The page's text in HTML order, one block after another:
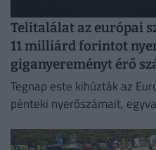
Telitalálat az európai
11 milliárd forintot
giganyereményt érő
Tegnap este kihúzták az
pénteki nyerőszámait,